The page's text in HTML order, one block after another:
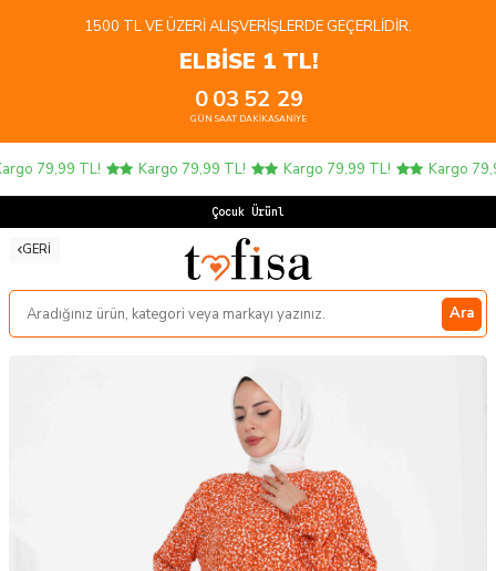
1500 TL VE ÜZERI ALIŞVERIŞLERDE GEÇERLIDIR.
ELBİSE 1 TL!
0
GÜN
03
SAAT
52
DAKIKA
29
SANIYE
79,99 TL! Kargo 79,99 TL! Kargo 79,99 TL! Kargo
Çocuk Ürünle
GERI
Ara